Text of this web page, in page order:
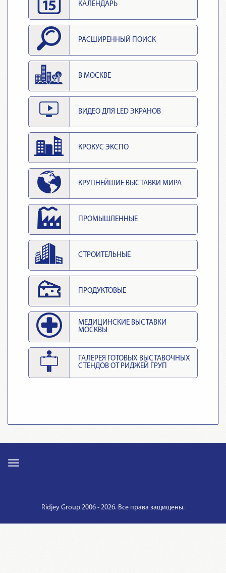
КАЛЕНДАРЬ
РАСШИРЕННЫЙ ПОИСК
В МОСКВЕ
ВИДЕО ДЛЯ LED ЭКРАНОВ
КРОКУС ЭКСПО
КРУПНЕЙШИЕ ВЫСТАВКИ МИРА
ПРОМЫШЛЕННЫЕ
СТРОИТЕЛЬНЫЕ
ПРОДУКТОВЫЕ
МЕДИЦИНСКИЕ ВЫСТАВКИ
МОСКВЫ
ГАЛЕРЕЯ ГОТОВЫХ ВЫСТАВОЧНЫХ
СТЕНДОВ ОТ РИДЖЕЙ ГРУП
Ridjey Group 2006 - 2026. Все права защищены.